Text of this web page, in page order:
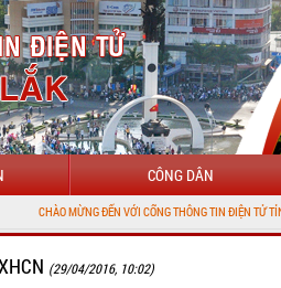
CÔNG DÂN
MỪNG ĐẾN VỚI CỔNG THÔNG TIN ĐIỆN TỬ TỈNH ĐẮK LẮK
(29/04/2016, 10:02)